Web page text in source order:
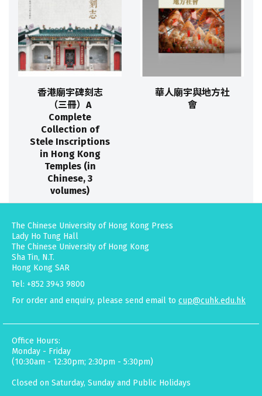
香港廟宇碑刻志
（三冊）A
Complete
Collection of
Stele Inscriptions
in Hong Kong
Temples (in
Chinese, 3
volumes)
華人廟宇與地方社
會
The Chinese University of Hong Kong Press
Lady Ho Tung Hall
The Chinese University of Hong Kong
Sha Tin, N.T.
Hong Kong SAR
Tel: +852 3943 9800
For order and enquiry, please send email to cup@cuhk.edu.hk
Office Hours:
Monday - Friday
(10:30am - 12:30pm; 2:30pm - 5:30pm)
Closed on Saturday, Sunday and Public Holidays